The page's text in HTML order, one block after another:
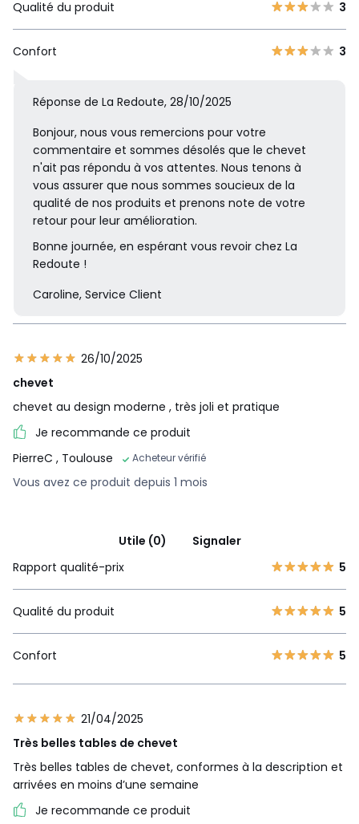
Qualité du produit 3
Confort 3
Réponse de La Redoute, 28/10/2025
Bonjour, nous vous remercions pour votre
commentaire et sommes désolés que le chevet
n'ait pas répondu à vos attentes. Nous tenons à
vous assurer que nous sommes soucieux de la
qualité de nos produits et prenons note de votre
retour pour leur amélioration.
Bonne journée, en espérant vous revoir chez La
Redoute !
Caroline, Service Client
26/10/2025
chevet
chevet au design moderne , très joli et pratique
Je recommande ce produit
PierreC , Toulouse Acheteur vérifié
Vous avez ce produit depuis 1 mois
Utile (0)
Signaler
Rapport qualité-prix
5
Qualité du produit 5
Confort 5
21/04/2025
Très belles tables de chevet
Très belles tables de chevet, conformes à la description et
arrivées en moins d’une semaine
Je recommande ce produit